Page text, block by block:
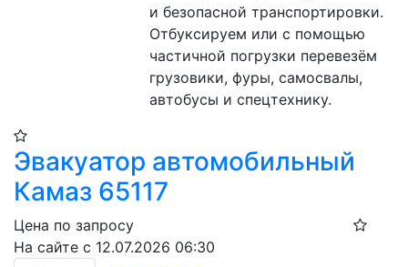
и безопасной транспортировки.
Отбуксируем или с помощью
частичной погрузки перевезём
грузовики, фуры, самосвалы,
автобусы и спецтехнику.
Эвакуатор автомобильный
Камаз 65117
Цена по запросу
На сайте с 12.07.2026 06:30